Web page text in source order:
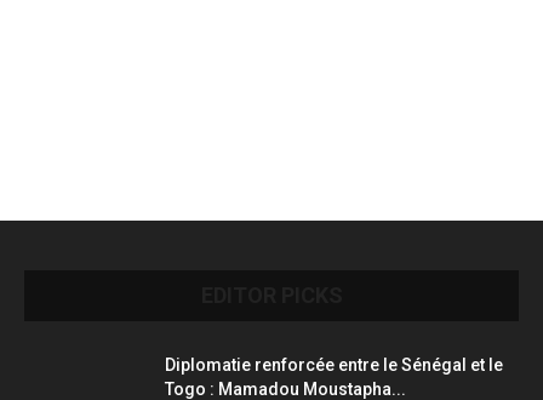
Diplomatie renforcée entre le Sénégal et le
Togo : Mamadou Moustapha...